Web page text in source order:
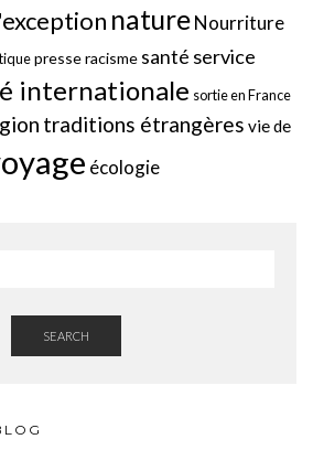
natureNourriture
presseracisme santé service
internationale sortie en France
traditions étrangères vie de
écologie
SEARCH